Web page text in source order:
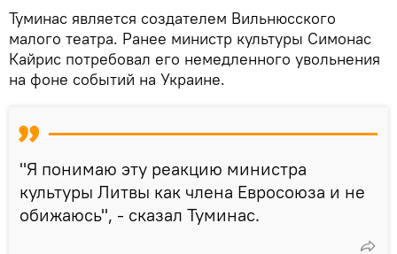
Туминас является создателем Вильнюсского
малого театра. Ранее министр культуры Симонас
Кайрис потребовал его немедленного увольнения
на фоне событий на Украине.
"Я понимаю эту реакцию министра
культуры Литвы как члена Евросоюза и не
обижаюсь", - сказал Туминас.